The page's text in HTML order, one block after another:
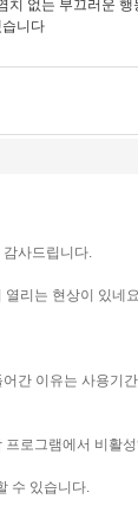
치 없는 부끄러운 행
니다
사드립니다.
열리는 현상이 있네
간 이유는 사용기
로그램에서 비활
수 있습니다.